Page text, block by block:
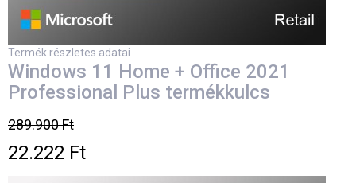
Termék részletes adatai
Windows 11 Home + Office 2021
Professional Plus termékkulcs
289.900 Ft
22.222 Ft